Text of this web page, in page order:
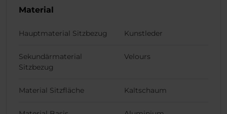
Material
Hauptmaterial Sitzbezug Kunstleder
Sekundärmaterial
Sitzbezug
Velours
Material Sitzfläche Kaltschaum